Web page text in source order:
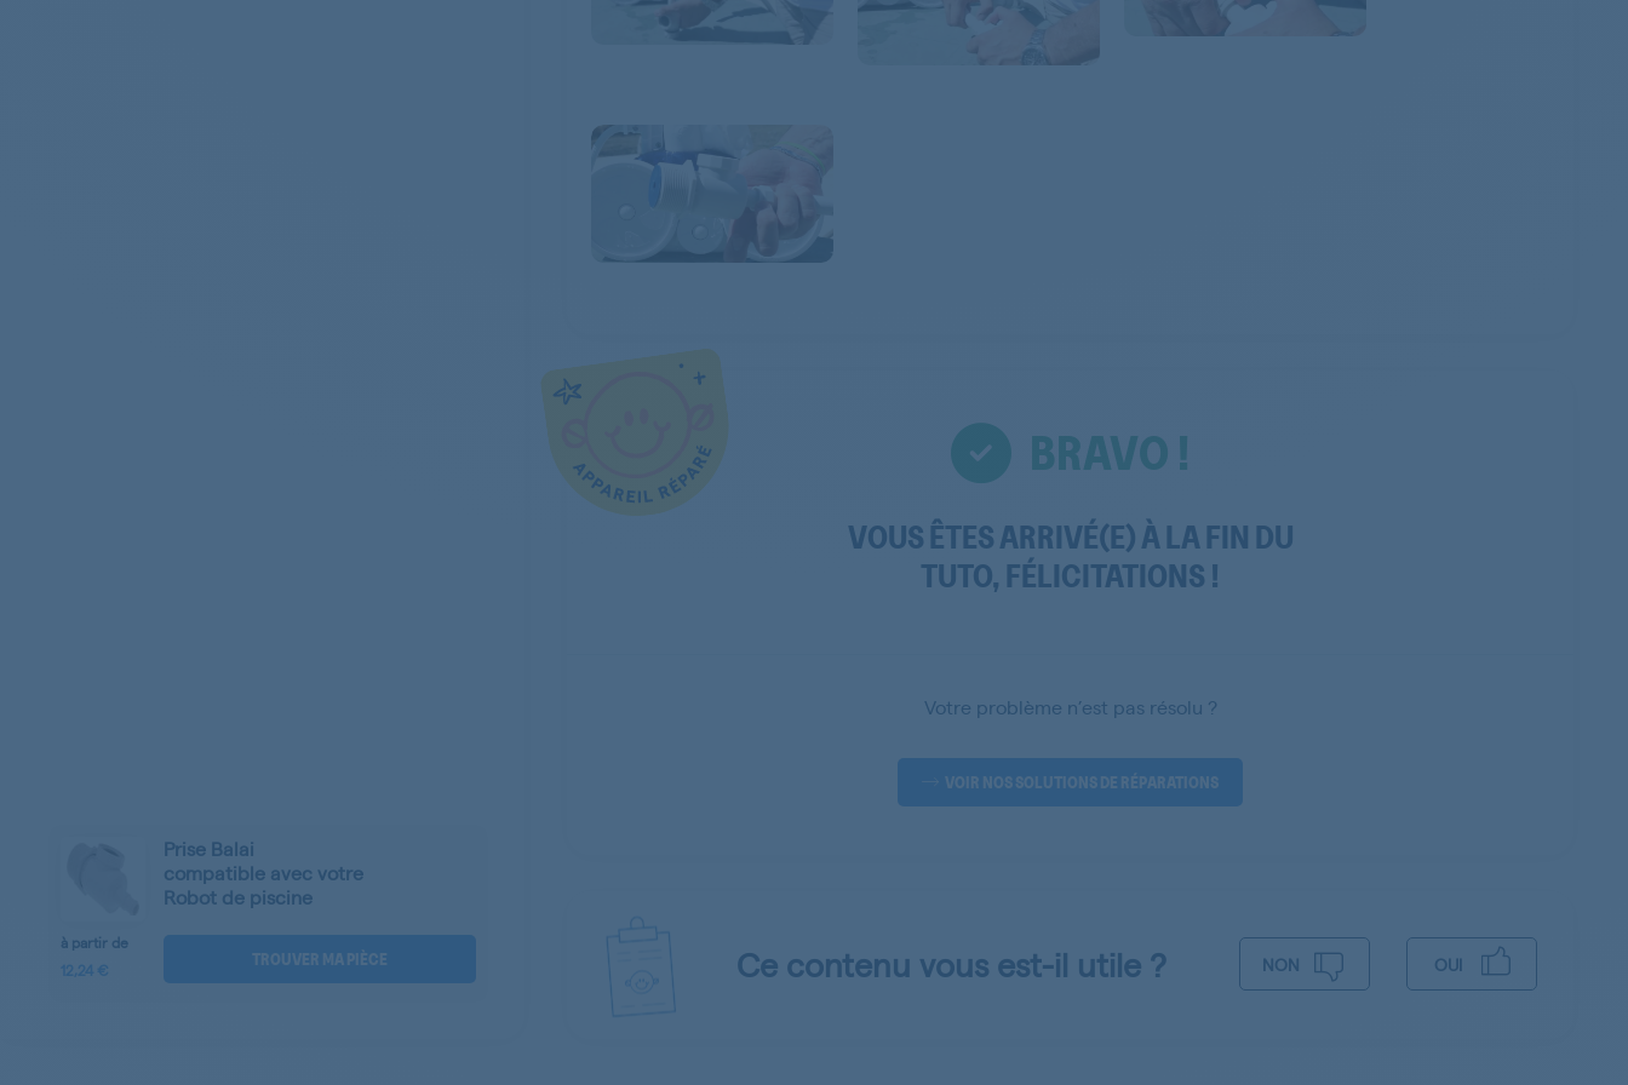
Prise Balai
compatible avec votre
Robot de piscine
à partir de
12,24 €
TROUVER MA PIÈCE
BRAVO !
VOUS ÊTES ARRIVÉ(E) À LA FIN DU
TUTO, FÉLICITATIONS !
Votre problème n’est pas résolu ?
VOIR NOS SOLUTIONS DE RÉPARATIONS
Ce contenu vous est-il utile ? NON OUI